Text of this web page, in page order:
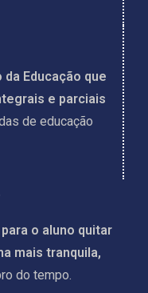
Educação que
e parciais
de educação
o aluno quitar
mais tranquila,
do tempo.